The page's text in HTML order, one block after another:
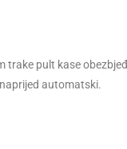
trake pult kase
automatski.